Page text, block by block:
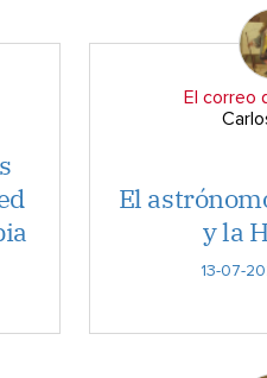
El correo
El
y la
13-07-